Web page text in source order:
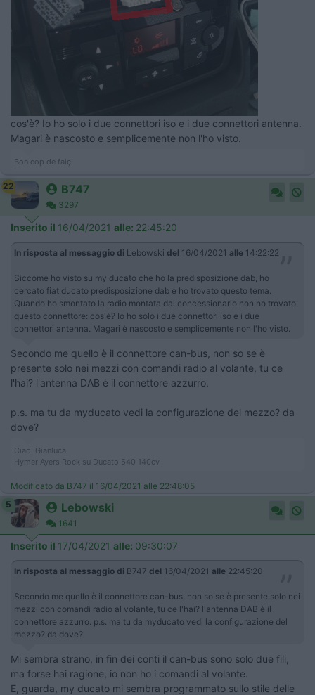
cos'è? Io ho solo i due connettori iso e i due connettori antenna.
Magari è nascosto e semplicemente non l'ho visto.
Bon cop de falç!
22 B747
3297
Inserito il 16/04/2021 alle: 22:45:20
In risposta al messaggio di Lebowski del 16/04/2021 alle 14:22:22
Siccome ho visto su my ducato che ho la predisposizione dab, ho
cercato fiat ducato predisposizione dab e ho trovato questo tema.
Quando ho smontato la radio montata dal concessionario non ho trovato
questo connettore: cos'è? Io ho solo i due connettori iso e i due
connettori antenna. Magari è nascosto e semplicemente non l'ho visto.
Secondo me quello è il connettore can-bus, non so se è
presente solo nei mezzi con comandi radio al volante, tu ce
l'hai? l'antenna DAB è il connettore azzurro.
p.s. ma tu da myducato vedi la configurazione del mezzo? da
dove?
Ciao! Gianluca
Hymer Ayers Rock su Ducato 540 140cv
Modificato da B747 il 16/04/2021 alle 22:48:05
5
Lebowski
1641
Inserito il 17/04/2021 alle: 09:30:07
In risposta al messaggio di B747 del 16/04/2021 alle 22:45:20
Secondo me quello è il connettore can-bus, non so se è presente solo nei
mezzi con comandi radio al volante, tu ce l'hai? l'antenna DAB è il
connettore azzurro. p.s. ma tu da myducato vedi la configurazione del
mezzo? da dove?
Mi sembra strano, in fin dei conti il can-bus sono solo due fili,
ma forse hai ragione, io non ho i comandi al volante.
E, guarda, my ducato mi sembra programmato sullo stile delle